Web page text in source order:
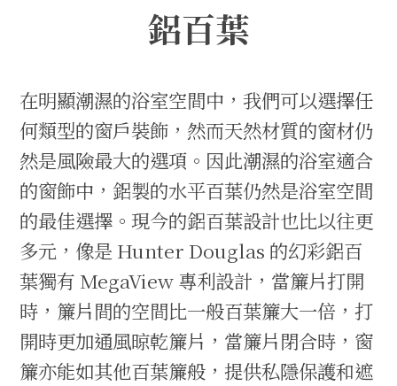
鋁百葉
在明顯潮濕的浴室空間中，我們可以選擇任
何類型的窗戶裝飾，然而天然材質的窗材仍
然是風險最大的選項。因此潮濕的浴室適合
的窗飾中，鋁製的水平百葉仍然是浴室空間
的最佳選擇。現今的鋁百葉設計也比以往更
多元，像是 Hunter Douglas 的幻彩鋁百
葉獨有 MegaView 專利設計，當簾片打開
時，簾片間的空間比一般百葉簾大一倍，打
開時更加通風晾乾簾片，當簾片閉合時，窗
簾亦能如其他百葉簾般，提供私隱保護和遮